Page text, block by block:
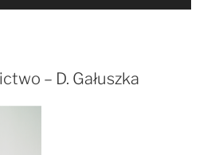
– D. Gałuszka